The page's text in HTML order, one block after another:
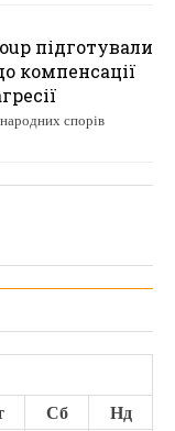
підготували
компенсації
спорів
Сб Нд